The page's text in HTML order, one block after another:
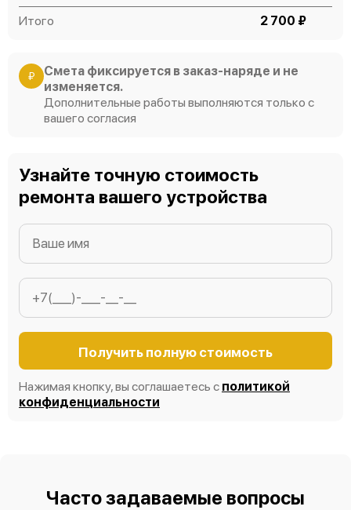
Итого 2 700 ₽
₽
Смета фиксируется в заказ-наряде и не
изменяется.
Дополнительные работы выполняются только с
вашего согласия
Узнайте точную стоимость
ремонта вашего устройства
Получить полную стоимость
Нажимая кнопку, вы соглашаетесь с политикой
конфиденциальности
Часто задаваемые вопросы